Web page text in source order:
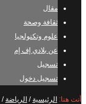
مقال
ثقافة وصحة
علوم وتكنولجيا
عن بلادي إف إم
تسجيل
تسجيل دخول
أنت هنا: الرئيسية / الرياضة /